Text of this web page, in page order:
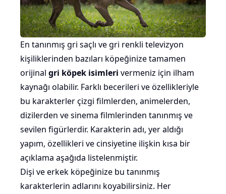
En tanınmış gri saçlı ve gri renkli televizyon
kişiliklerinden bazıları köpeğinize tamamen
orijinal gri köpek isimleri vermeniz için ilham
kaynağı olabilir. Farklı becerileri ve özellikleriyle
bu karakterler çizgi filmlerden, animelerden,
dizilerden ve sinema filmlerinden tanınmış ve
sevilen figürlerdir. Karakterin adı, yer aldığı
yapım, özellikleri ve cinsiyetine ilişkin kısa bir
açıklama aşağıda listelenmiştir.
Dişi ve erkek köpeğinize bu tanınmış
karakterlerin adlarını koyabilirsiniz. Her